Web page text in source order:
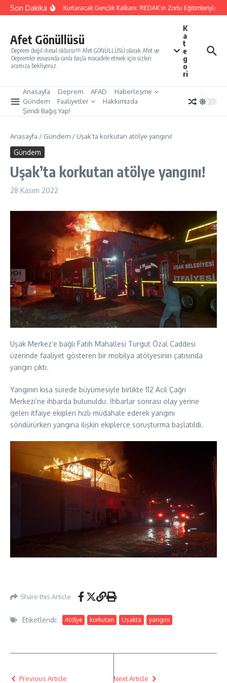
İçeriğe atla
Son DakikaYarınları Kurtaracak Gençlik Kalkanı: REDAK’ın Zorlu Eğitimleriyle
Afet Gönüllüsü
Deprem değil ihmal öldürür!!! Afet GÖNÜLLÜSÜ olarak Afet ve
Depremler esnasında canla başla mücadele etmek için sizleri
aramıza bekliyoruz.
K
a
t
e
g
o
ri
Anasayfa Deprem AFAD
Haberleşme
Gündem
Faaliyetler
Hakkımızda
Şimdi Bağış Yap!
Anasayfa / Gündem / Uşak’ta korkutan atölye yangını!
Gündem
Uşak’ta korkutan atölye yangını!
28 Kasım 2022
Uşak Merkez’e bağlı Fatih Mahallesi Turgut Özal Caddesi
üzerinde faaliyet gösteren bir mobilya atölyesinin çatısında
yangın çıktı.
Yangının kısa sürede büyümesiyle birlikte 112 Acil Çağrı
Merkezi’ne ihbarda bulunuldu. İhbarlar sonrası olay yerine
gelen itfaiye ekipleri hızlı müdahale ederek yangını
söndürürken yangına ilişkin ekiplerce soruşturma başlatıldı.
Share this Article
Etiketlendi: Atölye korkutan Uşakta yangını
Previous Article Next Article